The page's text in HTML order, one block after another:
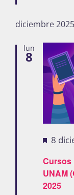
diciembre 2025
lun
8
Cursos
UNAM
2025
8